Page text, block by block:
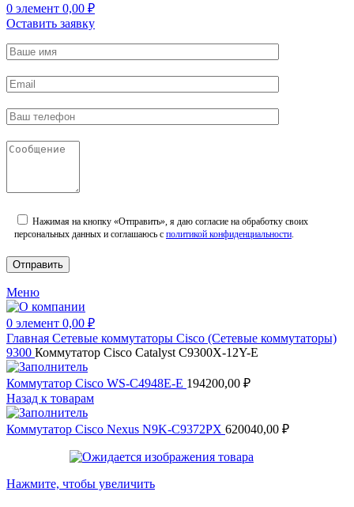
0 элемент 0,00 ₽
Оставить заявку
Нажимая на кнопку «Отправить», я даю согласие на обработку своих
персональных данных и соглашаюсь с политикой конфиденциальности
Меню
0 элемент 0,00 ₽
Главная Сетевые коммутаторы Cisco (Сетевые коммутаторы)
9300 Коммутатор Cisco Catalyst C9300X-12Y-E
Коммутатор Cisco WS-C4948E-E 194200,00 ₽
Назад к товарам
Коммутатор Cisco Nexus N9K-C9372PX 620040,00 ₽
Нажмите, чтобы увеличить